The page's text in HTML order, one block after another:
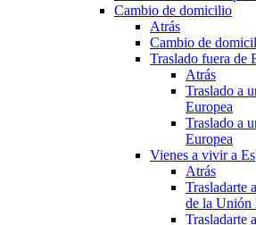
Cambio de domicilio
Atrás
Cambio de
Traslado fuera de
Atrás
Traslado a
Europea
Traslado a
Europea
Vienes a vivir a
Atrás
Trasladarte
de la Unión
Trasladarte